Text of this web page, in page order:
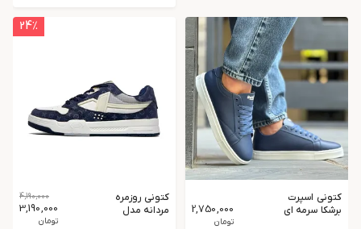
کتونی اسپرت
برشکا سرمه ای
2,750,000
تومان
24٪
کتونی روزمره
مردانه مدل
4,190,000
3,190,000
تومان